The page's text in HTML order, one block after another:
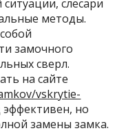
слесари
методы.
замочного
сверл.
на сайте
vskrytie-
но
замены замка.